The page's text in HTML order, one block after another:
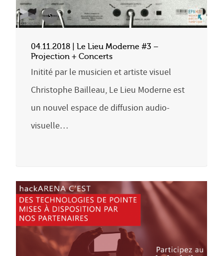
04.11.2018 | Le Lieu Moderne #3 –
Projection + Concerts
Initité par le musicien et artiste visuel
Christophe Bailleau, Le Lieu Moderne est
un nouvel espace de diffusion audio-
visuelle…